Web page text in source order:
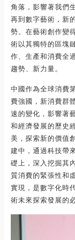
角落，影響著我們
再到數字藝術，新
勢。在藝術創作變
術以其獨特的區塊
作、生產和消費全
趨勢、新力量。
中國作為全球消費
費強國，新消費群
速的變化，影響著
和經濟發展的歷史
美，探索新的價值
建中，通過科技帶
礎上，深入挖掘其
質消費的緊張性和
實現，是數字化時
術未來探索發展的